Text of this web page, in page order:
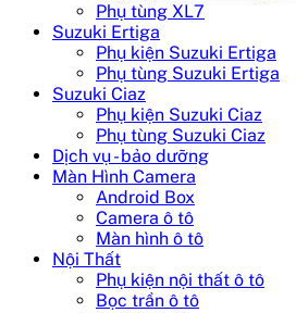
Phụ tùng XL7
Suzuki Ertiga
Phụ kiện Suzuki Ertiga
Phụ tùng Suzuki Ertiga
Suzuki Ciaz
Phụ kiện Suzuki Ciaz
Phụ tùng Suzuki Ciaz
Dịch vụ - bảo dưỡng
Màn Hình Camera
Android Box
Camera ô tô
Màn hình ô tô
Nội Thất
Phụ kiện nội thất ô tô
Bọc trần ô tô